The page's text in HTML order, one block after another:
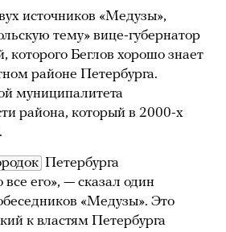
источников «Медузы»,
тему» вице-губернатор
Беглов хорошо знает
районе Петербурга.
муниципалитета
района, который в 2000-х
Петербурга
его», — сказал один
«Медузы». Это
к властям Петербурга